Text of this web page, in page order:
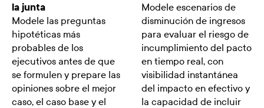
la junta
Modele las preguntas
hipotéticas más
probables de los
ejecutivos antes de que
se formulen y prepare las
opiniones sobre el mejor
caso, el caso base y el
Modele escenarios de
disminución de ingresos
para evaluar el riesgo de
incumplimiento del pacto
en tiempo real, con
visibilidad instantánea
del impacto en efectivo y
la capacidad de incluir